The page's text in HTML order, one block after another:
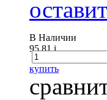
В Наличии
95.81i
купить